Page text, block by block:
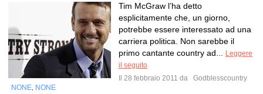
Tim McGraw l’ha detto
esplicitamente che, un giorno,
potrebbe essere interessato ad una
carriera politica. Non sarebbe il
primo cantante country ad...
Leggere
il seguito
Il 28 febbraio 2011 da
Godblesscountry
NONE NONE